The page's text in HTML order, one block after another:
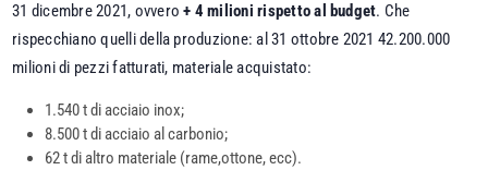
31 dicembre 2021, ovvero + 4 milioni rispetto al budget. Che
rispecchiano quelli della produzione: al 31 ottobre 2021 42.200.000
milioni di pezzi fatturati, materiale acquistato:
1.540 t di acciaio inox;
8.500 t di acciaio al carbonio;
62 t di altro materiale (rame,ottone, ecc).